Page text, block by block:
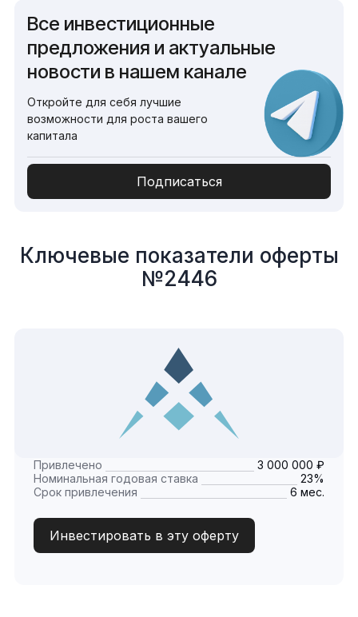
Все инвестиционные
предложения и актуальные
новости в нашем канале
Откройте для себя лучшие
возможности для роста вашего
капитала
Подписаться
Ключевые показатели оферты
№2446
Привлечено
3 000 000 ₽
Номинальная годовая ставка
23%
Срок привлечения
6 мес.
Инвестировать в эту оферту